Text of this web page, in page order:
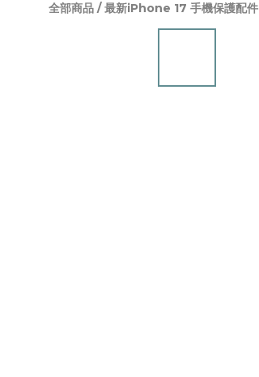
全部商品 /最新iPhone 17 手機保護配件